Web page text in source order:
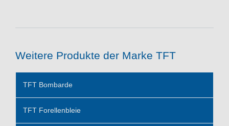
Weitere Produkte der Marke TFT
TFT Bombarde
TFT Forellenbleie